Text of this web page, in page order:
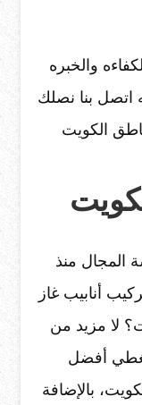
والخبره
اتصل بنا نصلك
المجال منذ
أنابيب غاز
لا مزيد من
أفضل
بالإضافة